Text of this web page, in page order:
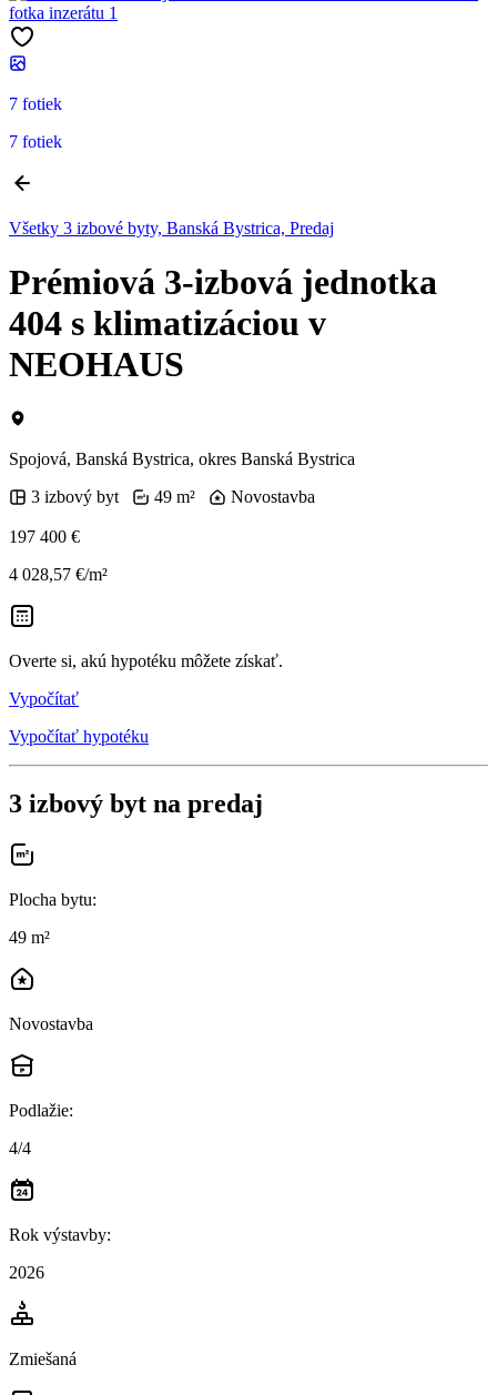
7 fotiek
7 fotiek
Všetky 3 izbové byty, Banská Bystrica, Predaj
Prémiová 3-izbová jednotka
404 s klimatizáciou v
NEOHAUS
Spojová, Banská Bystrica, okres Banská Bystrica
3 izbový byt
49 m² Novostavba
197 400 €
4 028,57 €/m²
Overte si, akú hypotéku môžete získať.
Vypočítať
Vypočítať hypotéku
3 izbový byt na predaj
Plocha bytu:
49 m²
Novostavba
Podlažie:
4/4
Rok výstavby:
2026
Zmiešaná